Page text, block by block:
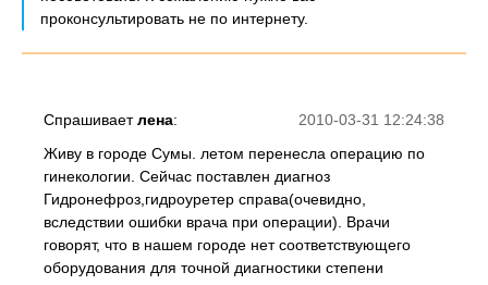
проконсультировать не по интернету.
2010-03-31 12:24:38
Спрашиваетлена:
Живу в городе Сумы. летом перенесла операцию по
гинекологии. Сейчас поставлен диагноз
Гидронефроз,гидроуретер справа(очевидно,
вследствии ошибки врача при операции). Врачи
говорят, что в нашем городе нет соответствующего
оборудования для точной диагностики степени